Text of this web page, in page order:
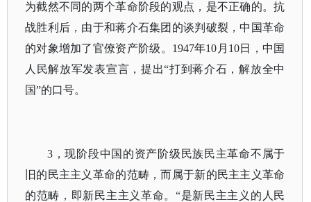
为截然不同的两个革命阶段的观点，是不正确的。抗
战胜利后，由于和蒋介石集团的谈判破裂，中国革命
的对象增加了官僚资产阶级。1947年10月10日，中国
人民解放军发表宣言，提出“打到蒋介石，解放全中
国”的口号。
3，现阶段中国的资产阶级民族民主革命不属于
旧的民主主义革命的范畴，而属于新的民主主义革命
的范畴，即新民主主义革命。“是新民主主义的人民